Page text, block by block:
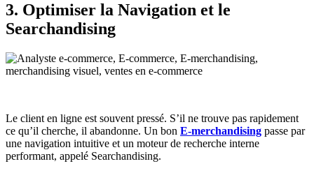
3. Optimiser la Navigation et le
Searchandising
Le client en ligne est souvent pressé. S’il ne trouve pas rapidement
ce qu’il cherche, il abandonne. Un bon E-merchandising passe par
une navigation intuitive et un moteur de recherche interne
performant, appelé Searchandising.